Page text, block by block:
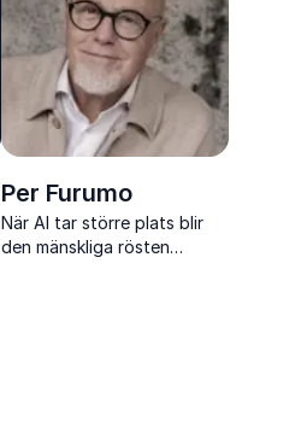
efterfrågade föreläsare.
Per Furumo
När AI tar större plats blir
den mänskliga rösten